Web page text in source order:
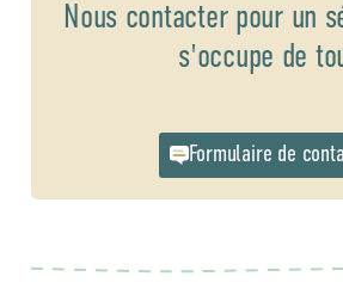
Nous contacter pour un
s'occupe de
Formulaire de